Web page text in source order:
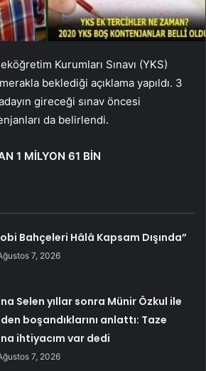
Kurumları Sınavı (YKS)
beklediği açıklama yapıldı. 3
gireceği sınav öncesi
da belirlendi.
1 MİLYON 61 BİN
Bahçeleri Hâlâ Kapsam Dışında”
7, 2026
Selen yıllar sonra Münir Özkul ile
boşandıklarını anlattı: Taze
ihtiyacım var dedi
7, 2026